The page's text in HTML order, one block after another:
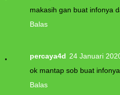
makasih gan buat infonya
Balas
percaya4d 24 Januari
ok mantap sob buat
Balas